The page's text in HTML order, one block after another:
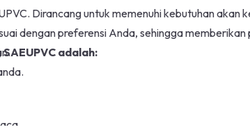
Dirancang untuk memenuhi kebutuhan akan
dengan preferensi Anda, sehingga memberikan
adalah: